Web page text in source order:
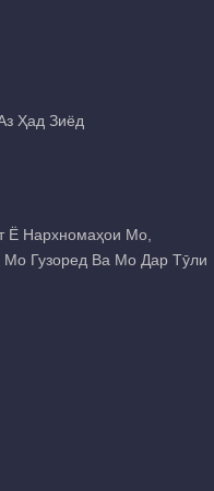
Ҳад Зиёд
Ё Нархномаҳои Мо,
Мо Гузоред Ва Мо Дар Тӯли